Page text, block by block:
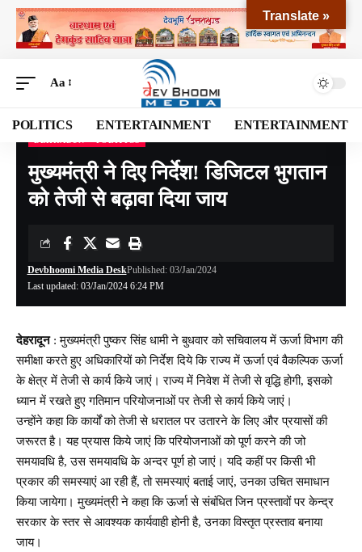
Aa
POLITICS ENTERTAINMENT ENTERTAINMENT
Devbhoomi Media >Blog>NATIONAL>UTTARAKHAND> DEHRADUN>
मुख्यमंत्री ने दिए निर्देश! डिजिटल भुगतान
को तेजी से बढ़ावा दिया जाय
Last updated: 03/Jan/2024 6:24 PM
Devbhoomi Media DeskPublished: 03/Jan/2024
देहरादून: मुख्यमंत्री पुष्कर सिंह धामी ने बुधवार को सचिवालय में ऊर्जा विभाग की
समीक्षा करते हुए अधिकारियों को निर्देश दिये कि राज्य में ऊर्जा एवं वैकल्पिक ऊर्जा
के क्षेत्र में तेजी से कार्य किये जाएं। राज्य में निवेश में तेजी से वृद्धि होगी, इसको
ध्यान में रखते हुए गतिमान परियोजनाओं पर तेजी से कार्य किये जाएं।
उन्होंने कहा कि कार्यों को तेजी से धरातल पर उतारने के लिए और प्रयासों की
जरूरत है। यह प्रयास किये जाएं कि परियोजनाओं को पूर्ण करने की जो
समयावधि है, उस समयावधि के अन्दर पूर्ण हो जाएं। यदि कहीं पर किसी भी
प्रकार की समस्याएं आ रही हैं, तो समस्याएं बताई जाएं, उनका उचित समाधान
किया जायेगा। मुख्यमंत्री ने कहा कि ऊर्जा से संबंधित जिन प्रस्तावों पर केन्द्र
सरकार के स्तर से आवश्यक कार्यवाही होनी है, उनका विस्तृत प्रस्ताव बनाया
जाय।
Translate »